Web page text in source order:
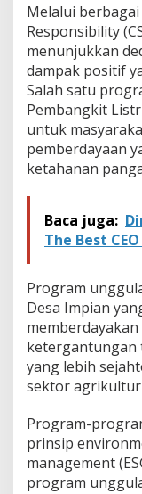
Melalui
Responsibility
menunjukkan
dampak positif
Salah satu
Pembangkit
untuk
pemberdayaan
ketahanan
Baca juga:
The Best
Program
Desa Impian
ketergantungan
yang lebih
sektor
Program-
prinsip
management
program